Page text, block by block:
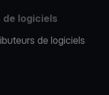
logiciels
de logiciels